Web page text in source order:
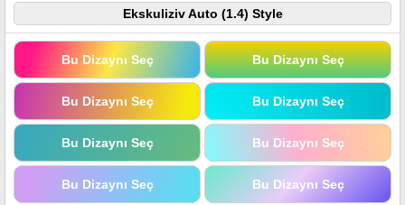
Ekskuliziv Auto (1.4) Style
Bu Dizaynı Seç Bu Dizaynı Seç
Bu Dizaynı Seç Bu Dizaynı Seç
Bu Dizaynı Seç Bu Dizaynı Seç
Bu Dizaynı Seç Bu Dizaynı Seç